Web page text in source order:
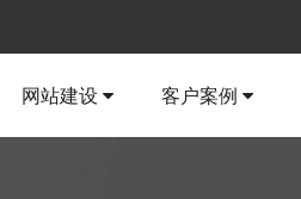
网站建设 客户案例